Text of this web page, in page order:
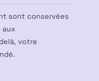
sont conservées
aux
votre